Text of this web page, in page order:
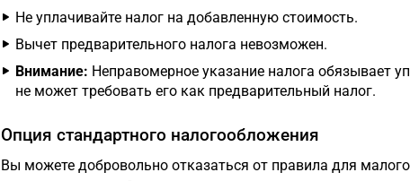
Не уплачивайте налог на добавленную стоимость.
Вычет предварительного налога невозможен.
Внимание: Неправомерное указание налога обязывает
не может требовать его как предварительный налог.
Опция стандартного налогообложения
Вы можете добровольно отказаться от правила для